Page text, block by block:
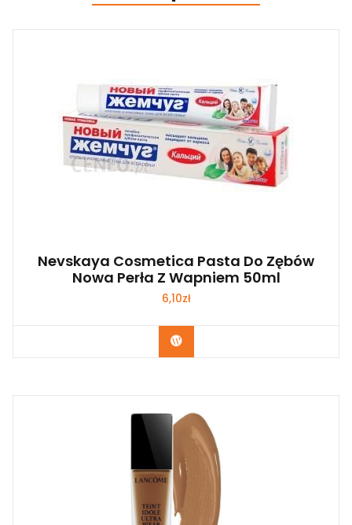
Nevskaya Cosmetica Pasta Do Zębów
Nowa Perła Z Wapniem 50ml
6,10zł
Zobacz